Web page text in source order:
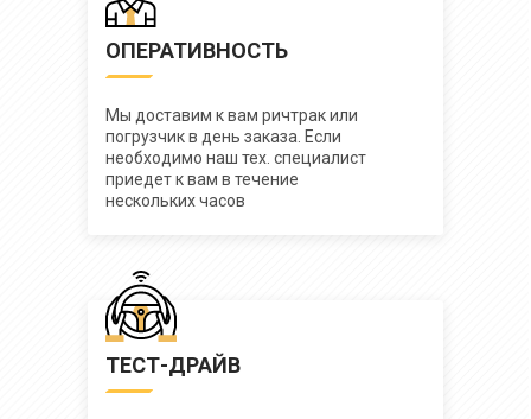
Мы доставим к вам ричтрак или
погрузчик в день заказа. Если
необходимо наш тех. специалист
приедет к вам в течение
нескольких часов
ОПЕРАТИВНОСТЬ
ТЕСТ-ДРАЙВ